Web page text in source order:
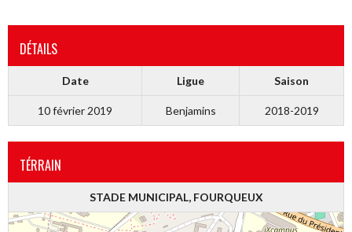
DÉTAILS
Date Ligue Saison
10 février 2019 Benjamins 2018-2019
TÉRRAIN
STADE MUNICIPAL, FOURQUEUX